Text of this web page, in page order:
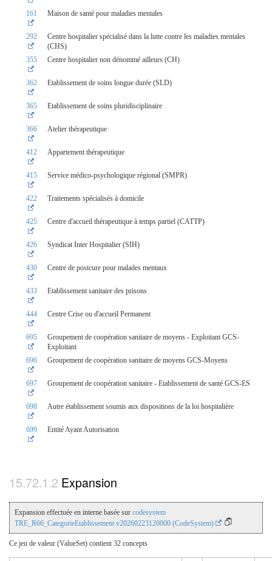
161 Maison de santé pour maladies mentales
292
Centre hospitalier spécialisé dans la lutte contre les maladies mentales
(CHS)
355
Centre hospitalier non dénommé ailleurs (CH)
362 Etablissement de soins longue durée (SLD)
365 Etablissement de soins pluridisciplinaire
366 Atelier thérapeutique
412 Appartement thérapeutique
415 Service médico-psychologique régional (SMPR)
422 Traitements spécialisés à domicile
425 Centre d'accueil thérapeutique à temps partiel (CATTP)
426 Syndicat Inter Hospitalier (SIH)
430 Centre de postcure pour malades mentaux
433 Etablissement sanitaire des prisons
444 Centre Crise ou d'accueil Permanent
695
Groupement de coopération sanitaire de moyens - Exploitant GCS-
Exploitant
696
Groupement de coopération sanitaire de moyens GCS-Moyens
697 Groupement de coopération sanitaire - Etablissement de santé GCS-ES
698 Autre établissement soumis aux dispositions de la loi hospitalière
699 Entité Ayant Autorisation
Expansion
Expansion effectuée en interne basée sur codesystem
TRE_R66_CategorieEtablissement v20260223120000 (CodeSystem)
Ce jeu de valeur (ValueSet) contient 32 concepts